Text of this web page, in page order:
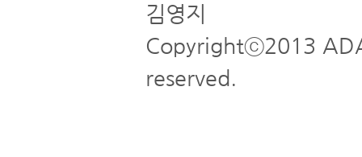
김영지
Copyrightⓒ2013
reserved.